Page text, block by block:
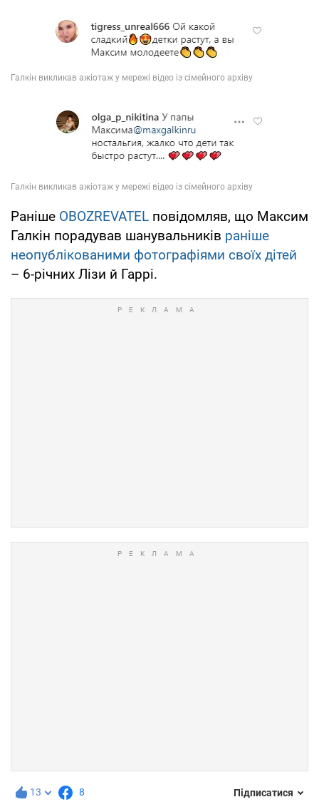
Раніше OBOZREVATEL повідомляв, що Максим
Галкін порадував шанувальників раніше
неопублікованими фотографіями своїх дітей
– 6-річних Лізи й Гаррі.
13 8 Підписатися